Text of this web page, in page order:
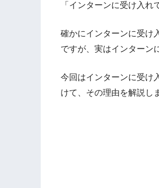
「インターンに受け入
確かにインターンに受け
ですが、実はインターン
今回はインターンに受け
けて、その理由を解説し